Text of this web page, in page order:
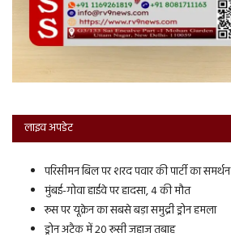
लाइव अपडेट
परिसीमन बिल पर शरद पवार की पार्टी का समर्थन
मुंबई-गोवा हाईवे पर हादसा, 4 की मौत
रूस पर यूक्रेन का सबसे बड़ा समुद्री ड्रोन हमला
ड्रोन अटैक में 20 रूसी जहाज तबाह